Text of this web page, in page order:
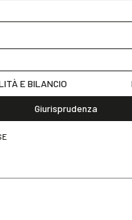
E BILANCIO
Giurisprudenza